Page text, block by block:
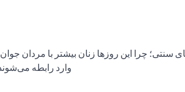
سنتی؛ چرا این روزها زنان بیشتر با مردان
وارد رابطه